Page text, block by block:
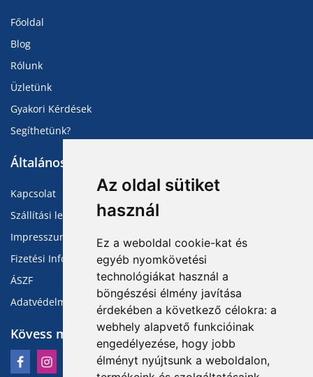
Az oldal sütiket
használ
Ez a weboldal cookie-kat és
egyéb nyomkövetési
technológiákat használ a
böngészési élmény javítása
érdekében a következő célokra: a
webhely alapvető funkcióinak
engedélyezése, hogy jobb
élményt nyújtsunk a weboldalon,
Főoldal
Blog
Rólunk
Üzletünk
Gyakori Kérdések
Segíthetünk?
Általános Információk
Kapcsolat
Szállítási lehetőségek
Impresszum
Fizetési Információk
ÁSZF
Adatvédelmi Tájékoztató
Kövess minket